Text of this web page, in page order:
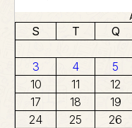
S T Q
3
4 5
10
11 12
17
18 19
24
25 26